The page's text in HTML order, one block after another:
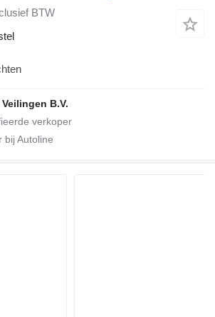
BTW
B.V.
bij Autoline